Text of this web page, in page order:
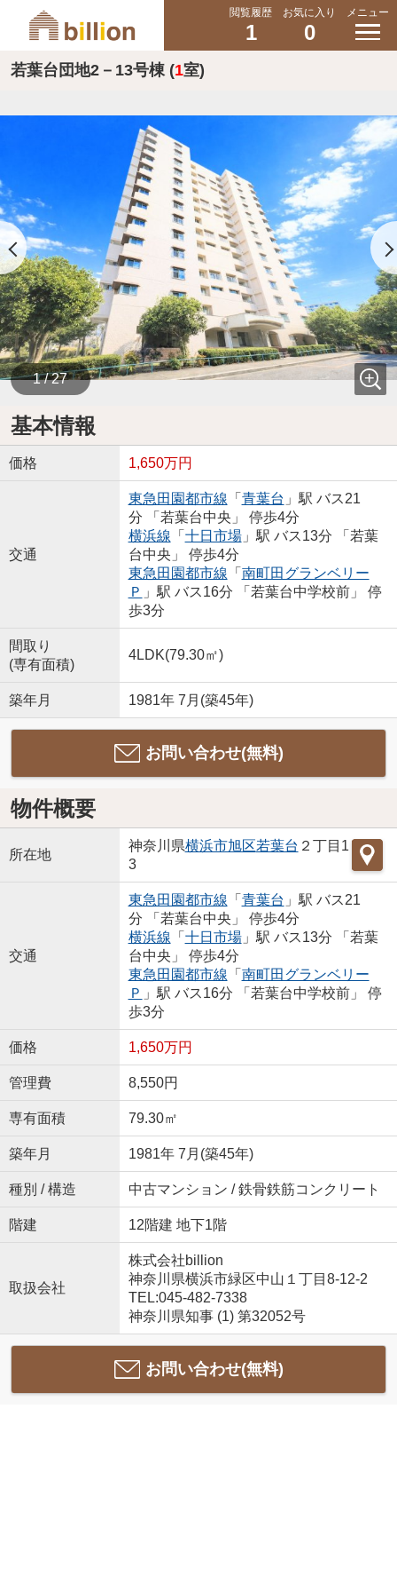
閲覧履歴
1
お気に入り
0
メニュー
若葉台団地2－13号棟 (1室)
1 / 27
基本情報
価格 1,650万円
交通
東急田園都市線 「 青葉台 」駅 バス21
分 「若葉台中央」 停歩4分
横浜線 「 十日市場」駅 バス13分 「若葉
台中央」 停歩4分
東急田園都市線 「 南町田グランベリー
Ｐ 」駅 バス16分 「若葉台中学校前」 停
歩3分
間取り
(専有面積)
4LDK(79.30㎡)
築年月 1981年 7月(築45年)
お問い合わせ(無料)
物件概要
所在地
神奈川県横浜市旭区若葉台 ２丁目1
3
交通
東急田園都市線 「 青葉台 」駅 バス21
分 「若葉台中央」 停歩4分
横浜線 「 十日市場」駅 バス13分 「若葉
台中央」 停歩4分
東急田園都市線 「 南町田グランベリー
Ｐ 」駅 バス16分 「若葉台中学校前」 停
歩3分
価格 1,650万円
管理費 8,550円
専有面積 79.30㎡
築年月 1981年 7月(築45年)
種別 / 構造 中古マンション / 鉄骨鉄筋コンクリート
階建 12階建 地下1階
取扱会社
株式会社billion
神奈川県横浜市緑区中山１丁目8-12-2
TEL:045-482-7338
神奈川県知事 (1) 第32052号
お問い合わせ(無料)